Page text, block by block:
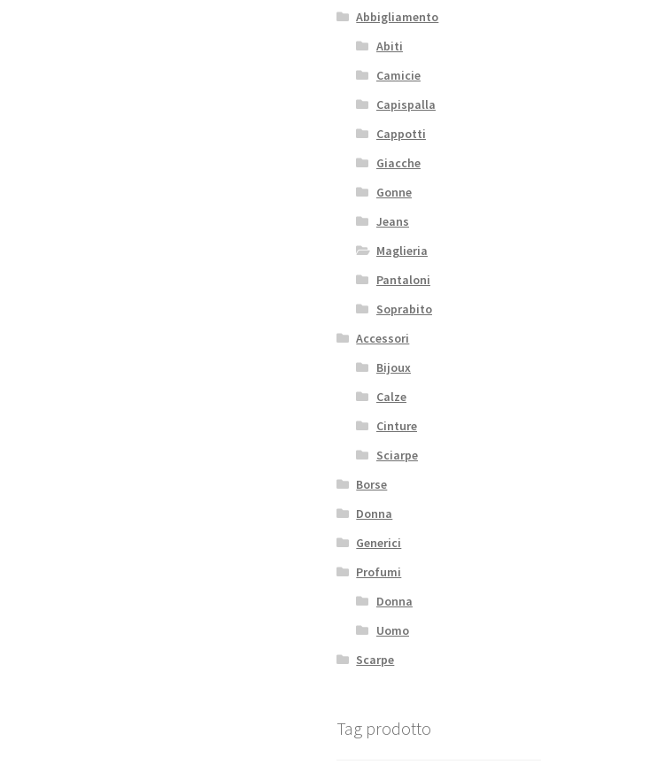
Abbigliamento
Abiti
Camicie
Capispalla
Cappotti
Giacche
Gonne
Jeans
Maglieria
Pantaloni
Soprabito
Accessori
Bijoux
Calze
Cinture
Sciarpe
Borse
Donna
Generici
Profumi
Donna
Uomo
Scarpe
Tag prodotto